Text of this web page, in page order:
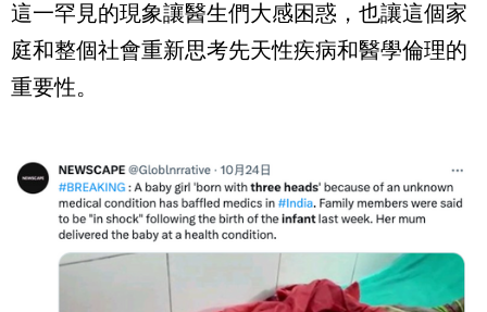
這一罕見的現象讓醫生們大感困惑，也讓這個家
庭和整個社會重新思考先天性疾病和醫學倫理的
重要性。